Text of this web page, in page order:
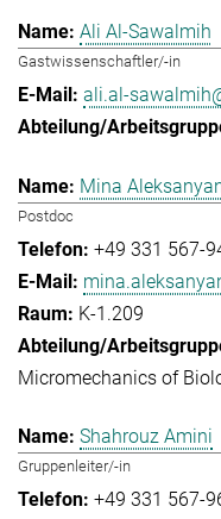
Ali Al-Sawalmih
Gastwissenschaftler/-in
ali.al-
Mina
Postdoc
+49 331 567-
K-1.209
Micromechanics of
Shahrouz Amini
Gruppenleiter/-in
+49 331 567-